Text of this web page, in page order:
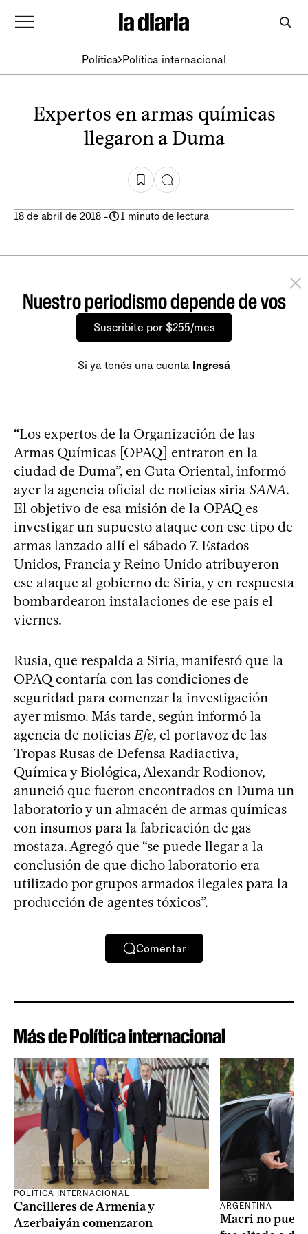
Política Política internacional
Expertos en armas químicas
llegaron a Duma
18 de abril de 2018 - 1 minuto de lectura
Nuestro periodismo depende de vos
Suscribite por $255/mes
Si ya tenés una cuenta Ingresá
“Los expertos de la Organización de las
Armas Químicas [OPAQ] entraron en la
ciudad de Duma”, en Guta Oriental, informó
ayer la agencia oficial de noticias siria SANA.
El objetivo de esa misión de la OPAQ es
investigar un supuesto ataque con ese tipo de
armas lanzado allí el sábado 7. Estados
Unidos, Francia y Reino Unido atribuyeron
ese ataque al gobierno de Siria, y en respuesta
bombardearon instalaciones de ese país el
viernes.
Rusia, que respalda a Siria, manifestó que la
OPAQ contaría con las condiciones de
seguridad para comenzar la investigación
ayer mismo. Más tarde, según informó la
agencia de noticiasEfe, el portavoz de las
Tropas Rusas de Defensa Radiactiva,
Química y Biológica, Alexandr Rodionov,
anunció que fueron encontrados en Duma un
laboratorio y un almacén de armas químicas
con insumos para la fabricación de gas
mostaza. Agregó que “se puede llegar a la
conclusión de que dicho laboratorio era
utilizado por grupos armados ilegales para la
producción de agentes tóxicos”.
Comentar
Más de Política internacional
POLÍTICA INTERNACIONAL
Cancilleres de Armenia y
Azerbaiyán comenzaron
ARGENTINA
Macri no